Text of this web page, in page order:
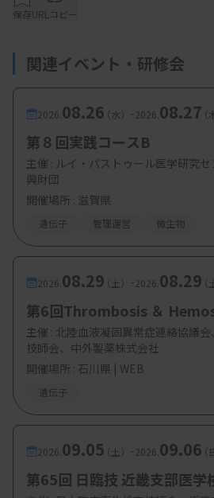
【参加費・定員など】
・参加費：会員・賛助会員
・定 員：200名
保存URLコピー
関連イベント・研修会
2026. 08.26（水） -2026. 08.27（
第８回実践コースB
主催 : ルイ・パストゥール医学研究
興財団
開催場所 : 滋賀県
遺伝子 管理運営 微生物
2026. 08.29（土） -2026. 08.29（
第6回Thrombosis ＆
主催 : 北陸血液凝固異常症連絡協議
技師会、中外製薬株式会社
開催場所 : 石川県 | WEB
遺伝子
2026. 09.05（土） -2026. 09.06（
第65回 日臨技 近畿支部医学